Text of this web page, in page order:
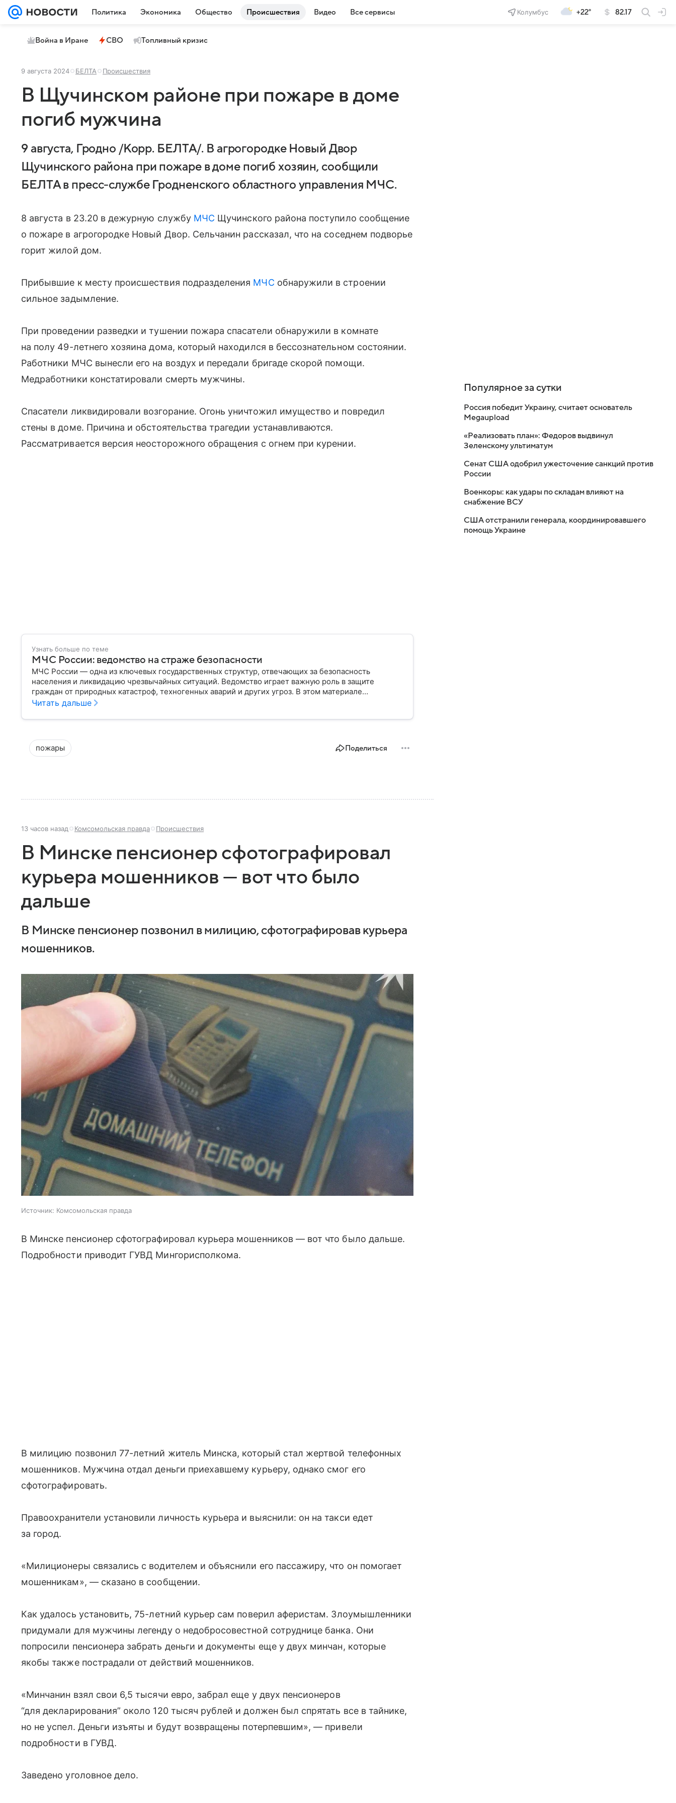
Политика Экономика Общество Происшествия Видео Все сервисы Колумбус +22° 82.17
Война в Иране СВО Топливный кризис
9 августа 2024 БЕЛТА Происшествия
В Щучинском районе при пожаре в доме
погиб мужчина
9 августа, Гродно /Корр. БЕЛТА/. В агрогородке Новый Двор
Щучинского района при пожаре в доме погиб хозяин, сообщили
БЕЛТА в пресс-службе Гродненского областного управления МЧС.
8 августа в 23.20 в дежурную службу МЧС Щучинского района поступило сообщение
о пожаре в агрогородке Новый Двор. Сельчанин рассказал, что на соседнем подворье
горит жилой дом.
Прибывшие к месту происшествия подразделения МЧС обнаружили в строении
сильное задымление.
При проведении разведки и тушении пожара спасатели обнаружили в комнате
на полу 49-летнего хозяина дома, который находился в бессознательном состоянии.
Работники МЧС вынесли его на воздух и передали бригаде скорой помощи.
Медработники констатировали смерть мужчины.
Спасатели ликвидировали возгорание. Огонь уничтожил имущество и повредил
стены в доме. Причина и обстоятельства трагедии устанавливаются.
Рассматривается версия неосторожного обращения с огнем при курении.
Узнать больше по теме
МЧС России: ведомство на страже безопасности
МЧС России — одна из ключевых государственных структур, отвечающих за безопасность
населения и ликвидацию чрезвычайных ситуаций. Ведомство играет важную роль в защите
граждан от природных катастроф, техногенных аварий и других угроз. В этом материале
разбираем, что представляет собой МЧС, как оно устроено, какие задачи выполняет и какую роль
Читать дальше
пожары Поделиться
13 часов назад Комсомольская правда Происшествия
В Минске пенсионер сфотографировал
курьера мошенников — вот что было
дальше
В Минске пенсионер позвонил в милицию, сфотографировав курьера
мошенников.
Источник: Комсомольская правда
В Минске пенсионер сфотографировал курьера мошенников — вот что было дальше.
Подробности приводит ГУВД Мингорисполкома.
В милицию позвонил 77-летний житель Минска, который стал жертвой телефонных
мошенников. Мужчина отдал деньги приехавшему курьеру, однако смог его
сфотографировать.
Правоохранители установили личность курьера и выяснили: он на такси едет
за город.
«Милиционеры связались с водителем и объяснили его пассажиру, что он помогает
мошенникам», — сказано в сообщении.
Как удалось установить, 75-летний курьер сам поверил аферистам. Злоумышленники
придумали для мужчины легенду о недобросовестной сотруднице банка. Они
попросили пенсионера забрать деньги и документы еще у двух минчан, которые
якобы также пострадали от действий мошенников.
«Минчанин взял свои 6,5 тысячи евро, забрал еще у двух пенсионеров
“для декларирования” около 120 тысяч рублей и должен был спрятать все в тайнике,
но не успел. Деньги изъяты и будут возвращены потерпевшим», — привели
подробности в ГУВД.
Заведено уголовное дело.
Популярное за сутки
Россия победит Украину, считает основатель
Megaupload
«Реализовать план»: Федоров выдвинул
Зеленскому ультиматум
Сенат США одобрил ужесточение санкций против
России
Военкоры: как удары по складам влияют на
снабжение ВСУ
США отстранили генерала, координировавшего
помощь Украине